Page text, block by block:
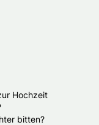
Hochzeit
bitten?